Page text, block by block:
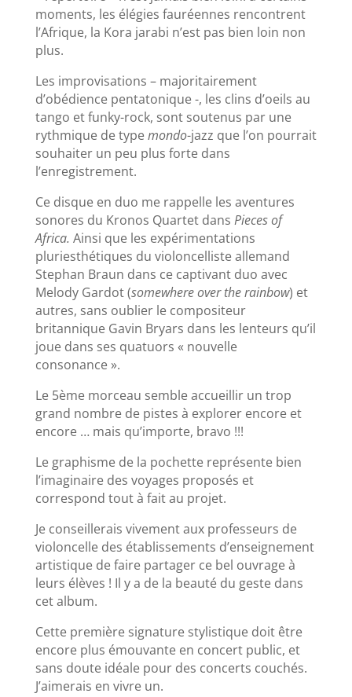
moments, les élégies fauréennes rencontrent
l’Afrique, la Kora jarabi n’est pas bien loin non
plus.
Les improvisations – majoritairement
d’obédience pentatonique -, les clins d’oeils au
tango et funky-rock, sont soutenus par une
rythmique de typemondo-jazz que l’on pourrait
souhaiter un peu plus forte dans
l’enregistrement.
Ce disque en duo me rappelle les aventures
sonores du Kronos Quartet dans Pieces of
Africa. Ainsi que les expérimentations
pluriesthétiques du violoncelliste allemand
Stephan Braun dans ce captivant duo avec
Melody Gardot (somewhere over the rainbow) et
autres, sans oublier le compositeur
britannique Gavin Bryars dans les lenteurs qu’il
joue dans ses quatuors « nouvelle
consonance ».
Le 5ème morceau semble accueillir un trop
grand nombre de pistes à explorer encore et
encore … mais qu’importe, bravo !!!
Le graphisme de la pochette représente bien
l’imaginaire des voyages proposés et
correspond tout à fait au projet.
Je conseillerais vivement aux professeurs de
violoncelle des établissements d’enseignement
artistique de faire partager ce bel ouvrage à
leurs élèves ! Il y a de la beauté du geste dans
cet album.
Cette première signature stylistique doit être
encore plus émouvante en concert public, et
sans doute idéale pour des concerts couchés.
J’aimerais en vivre un.